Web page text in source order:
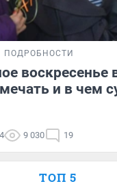
ПОДРОБНОСТИ
воскресенье
и в чем
9 030 19
ТОП 5